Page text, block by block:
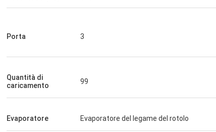
forte padronanza dell'inglese.Le nostre
funzionamento perfetto.
Porta 3
Quantità di
caricamento
99
Evaporatore Evaporatore del legame del rotolo